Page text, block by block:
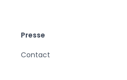
Presse
Contact